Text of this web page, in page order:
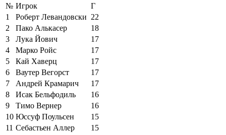
№ Игрок
Г
1
Роберт Левандовски 22
2
Пако Алькасер
18
3
Лука Йович
17
4
Марко Ройс
17
5
Кай Хаверц
17
6
Ваутер Вегорст
17
7
Андрей Крамарич
17
8
Исак Бельфодиль
16
9
Тимо Вернер
16
10 Юссуф Поульсен
15
11 Себастьен Аллер
15